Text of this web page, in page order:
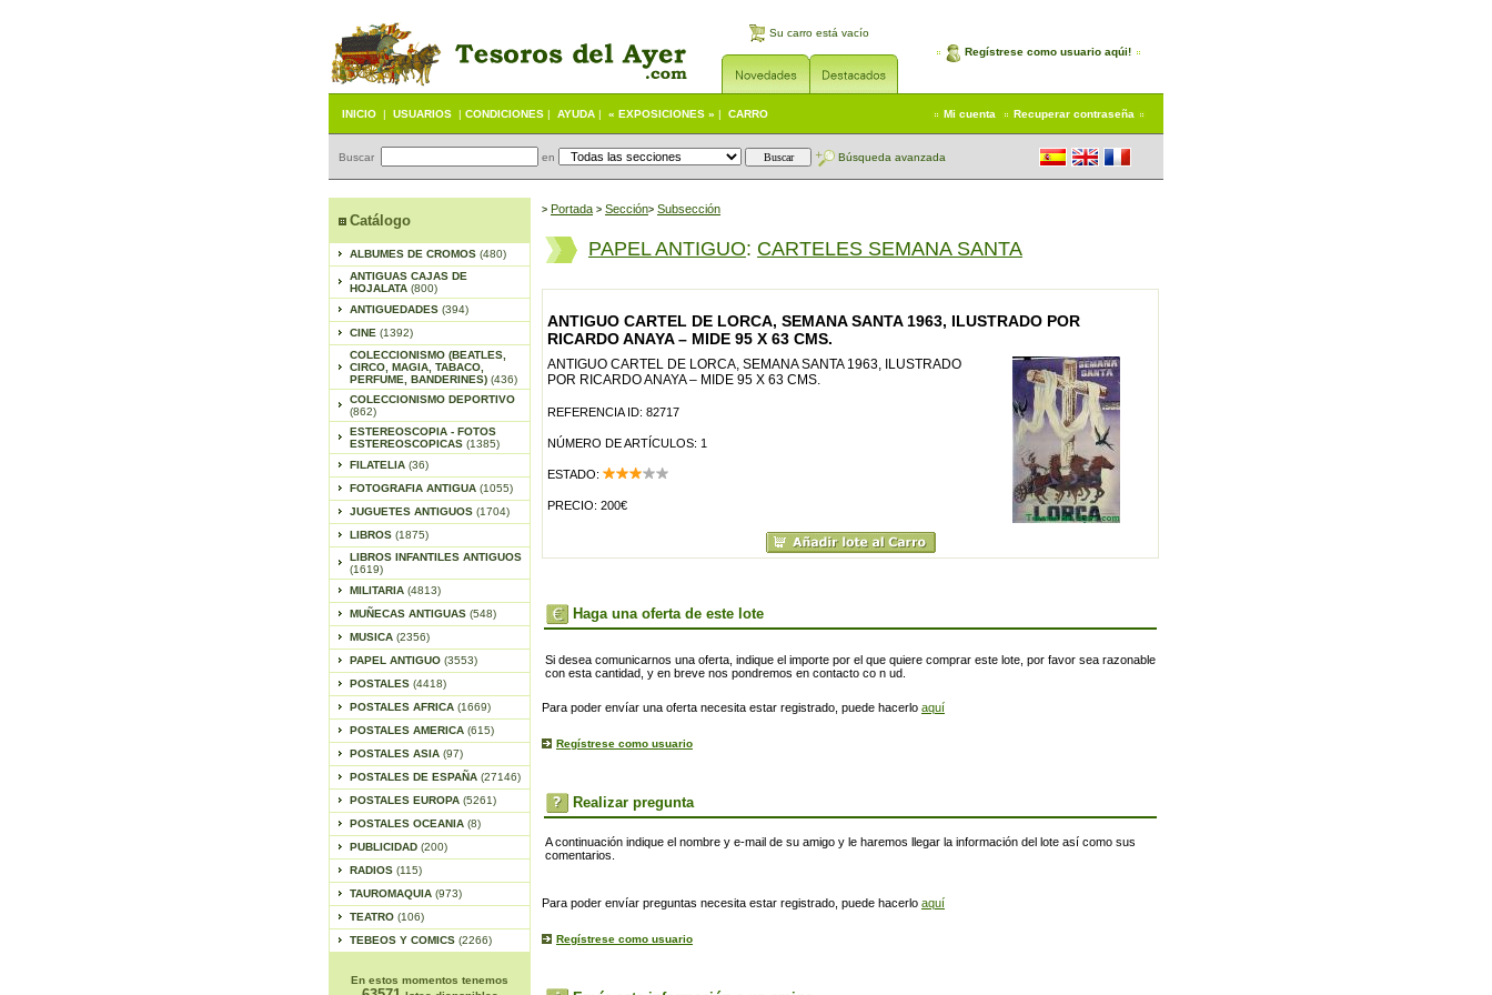
Su carro está vacío
Regístrese como usuario aqúi!
INICIO | USUARIOS | CONDICIONES | AYUDA | « EXPOSICIONES » | CARRO Mi cuenta Recuperar contraseña
Buscar en Búsqueda avanzada
Catálogo
ALBUMES DE CROMOS (480)
ANTIGUAS CAJAS DE
HOJALATA (800)
ANTIGUEDADES (394)
CINE (1392)
COLECCIONISMO (BEATLES,
CIRCO, MAGIA, TABACO,
PERFUME, BANDERINES) (436)
COLECCIONISMO DEPORTIVO
(862)
ESTEREOSCOPIA - FOTOS
ESTEREOSCOPICAS (1385)
FILATELIA (36)
FOTOGRAFIA ANTIGUA (1055)
JUGUETES ANTIGUOS (1704)
LIBROS (1875)
LIBROS INFANTILES ANTIGUOS
(1619)
MILITARIA (4813)
MUÑECAS ANTIGUAS (548)
MUSICA (2356)
PAPEL ANTIGUO (3553)
POSTALES (4418)
POSTALES AFRICA (1669)
POSTALES AMERICA (615)
POSTALES ASIA (97)
POSTALES DE ESPAÑA (27146)
POSTALES EUROPA (5261)
POSTALES OCEANIA (8)
PUBLICIDAD (200)
RADIOS (115)
TAUROMAQUIA (973)
TEATRO (106)
TEBEOS Y COMICS (2266)
En estos momentos tenemos
> Portada > Sección> Subsección
PAPEL ANTIGUO: CARTELES SEMANA SANTA
ANTIGUO CARTEL DE LORCA, SEMANA SANTA 1963, ILUSTRADO POR
RICARDO ANAYA – MIDE 95 X 63 CMS.
ANTIGUO CARTEL DE LORCA, SEMANA SANTA 1963, ILUSTRADO
POR RICARDO ANAYA – MIDE 95 X 63 CMS.
REFERENCIA ID: 82717
NÚMERO DE ARTÍCULOS: 1
ESTADO:
PRECIO: 200€
Haga una oferta de este lote
Si desea comunicarnos una oferta, indique el importe por el que quiere comprar este lote, por favor sea razonable
con esta cantidad, y en breve nos pondremos en contacto co n ud.
Para poder envíar una oferta necesita estar registrado, puede hacerlo aquí
Regístrese como usuario
Realizar pregunta
A continuación indique el nombre y e-mail de su amigo y le haremos llegar la información del lote así como sus
comentarios.
Para poder envíar preguntas necesita estar registrado, puede hacerlo aquí
Regístrese como usuario